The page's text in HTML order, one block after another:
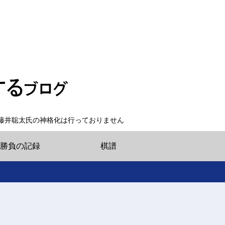
聡太氏の神格化は行っておりません
勝負の記録 棋譜